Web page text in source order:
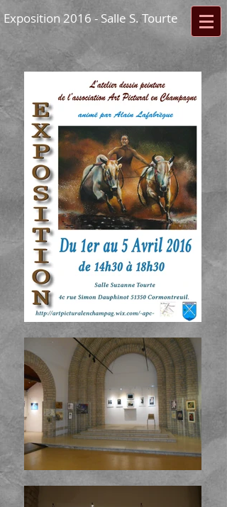
Exposition 2016 - Salle S. Tourte